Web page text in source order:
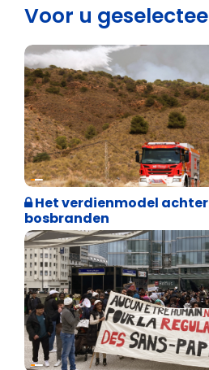
Voor u
Internationale politiek
Het verdienmodel achter
bosbranden
Asiel en Migratie